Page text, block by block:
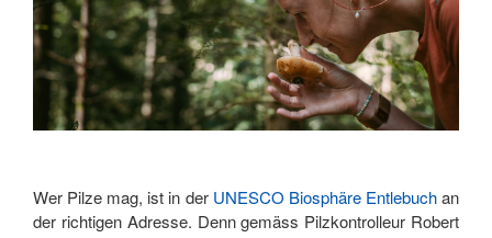
Wer Pilze mag, ist in der UNESCO Biosphäre Entlebuchan
der richtigen Adresse. Denn gemäss Pilzkontrolleur Robert